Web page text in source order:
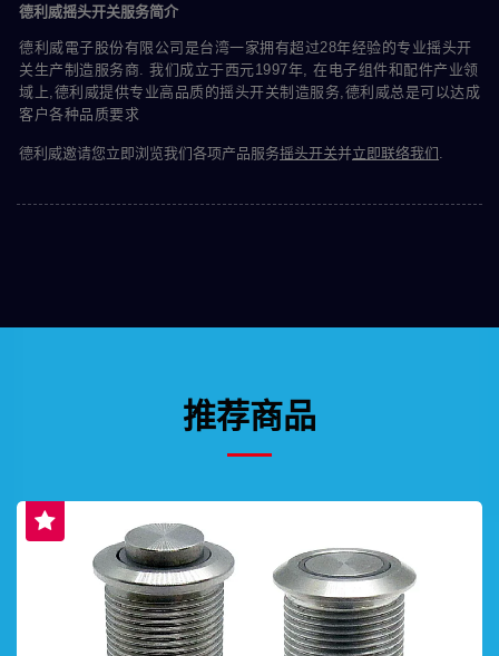
德利威摇头开关服务简介
德利威電子股份有限公司是台湾一家拥有超过28年经验的专业摇头开
关生产制造服务商. 我们成立于西元1997年, 在电子组件和配件产业领
域上,德利威提供专业高品质的摇头开关制造服务,德利威总是可以达成
客户各种品质要求
德利威邀请您立即浏览我们各项产品服务摇头开关并立即联络我们 .
推荐商品